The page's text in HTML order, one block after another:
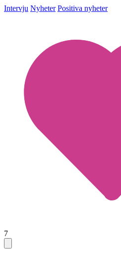
Intervju Nyheter Positiva nyheter
7